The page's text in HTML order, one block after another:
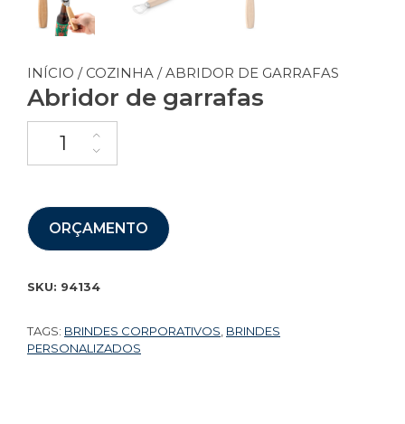
INÍCIO / COZINHA / ABRIDOR DE GARRAFAS
Abridor de garrafas
ORÇAMENTO
SKU: 94134
TAGS: BRINDES CORPORATIVOS BRINDES
PERSONALIZADOS